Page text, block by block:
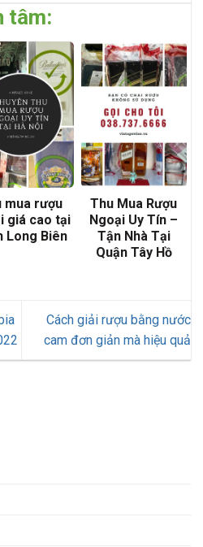
tâm:
mua rượu
giá cao tại
Long Biên
Thu Mua Rượu
Ngoại Uy Tín –
Tận Nhà Tại
Quận Tây Hồ
Cách giải rượu bằng nước
cam đơn giản mà hiệu quả